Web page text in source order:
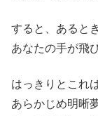
すると、あると
あなたの手が飛
はっきりとこれ
あらかじめ明晰